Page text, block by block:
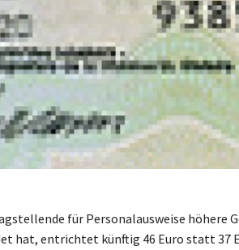
für Personalausweise höhere
hat, entrichtet künftig 46 Euro statt 37